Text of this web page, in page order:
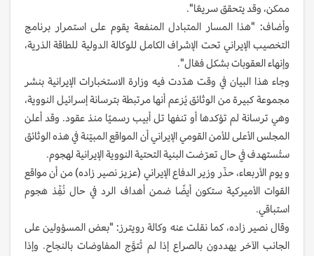
ممكن، وقد يتحقق سريعًا".
وأضاف: "هذا المسار المتبادل المنفعة يقوم على استمرار برنامج
التخصيب الإيراني تحت الإشراف الكامل للوكالة الدولية للطاقة الذرية،
وإنهاء العقوبات بشكل فعّال".
وجاء هذا البيان في وقت هدّدت فيه وزارة الاستخبارات الإيرانية بنشر
مجموعة كبيرة من الوثائق يُزعم أنها مرتبطة بترسانة إسرائيل النووية،
وهي ترسانة لم تؤكدها أو تنفها تل أبيب رسميًا منذ عقود. وقد أعلن
المجلس الأعلى للأمن القومي الإيراني أن المواقع المبيّنة في هذه الوثائق
ستُستهدف في حال تعرّضت البنية التحتية النووية الإيرانية لهجوم.
و يوم الأربعاء، حذّر وزير الدفاع الإيراني (عزيز نصير زاده) من أن مواقع
القوات الأميركية ستكون أيضًا ضمن أهداف الرد في حال نُفِّذ هجوم
استباقي.
وقال نصير زاده، كما نقلت عنه وكالة رويترز: "بعض المسؤولين على
الجانب الآخر يهددون بالصراع إذا لم تُتوَّج المفاوضات بالنجاح. وإذا